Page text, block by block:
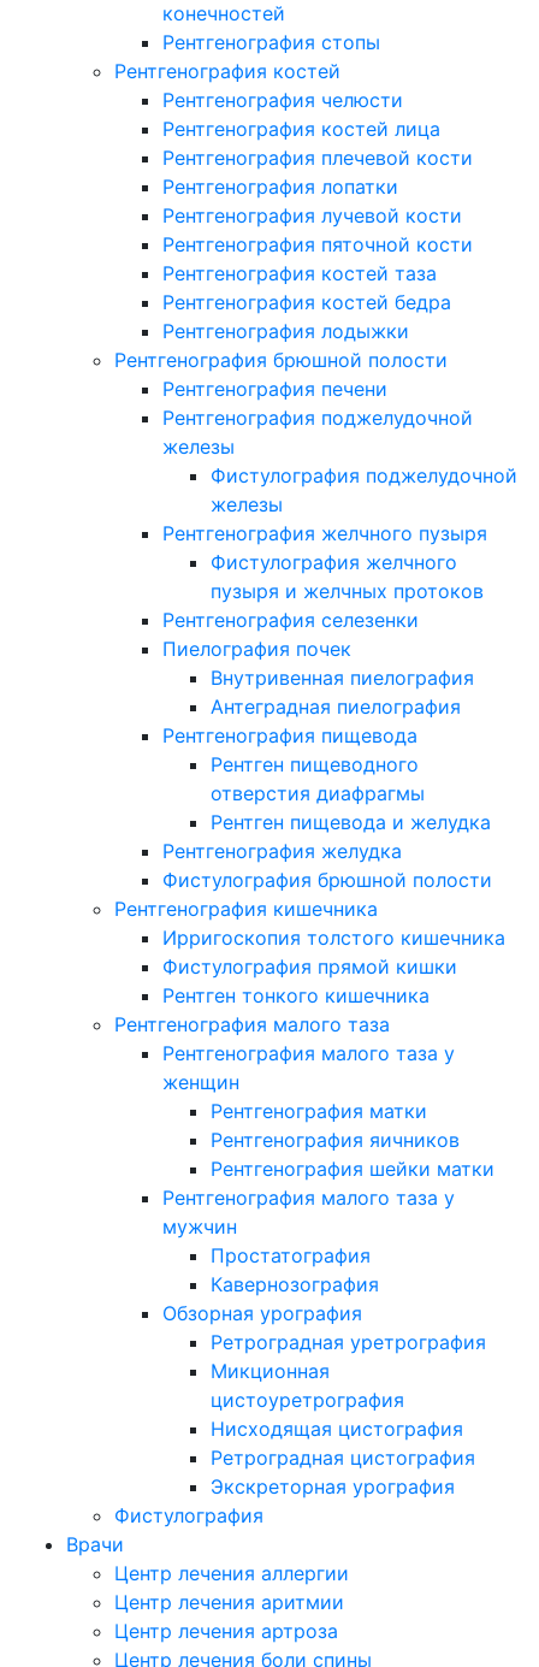
конечностей
Рентгенография стопы
Рентгенография костей
Рентгенография челюсти
Рентгенография костей лица
Рентгенография плечевой кости
Рентгенография лопатки
Рентгенография лучевой кости
Рентгенография пяточной кости
Рентгенография костей таза
Рентгенография костей бедра
Рентгенография лодыжки
Рентгенография брюшной полости
Рентгенография печени
Рентгенография поджелудочной
железы
Фистулография поджелудочной
железы
Рентгенография желчного пузыря
Фистулография желчного
пузыря и желчных протоков
Рентгенография селезенки
Пиелография почек
Внутривенная пиелография
Антеградная пиелография
Рентгенография пищевода
Рентген пищеводного
отверстия диафрагмы
Рентген пищевода и желудка
Рентгенография желудка
Фистулография брюшной полости
Рентгенография кишечника
Ирригоскопия толстого кишечника
Фистулография прямой кишки
Рентген тонкого кишечника
Рентгенография малого таза
Рентгенография малого таза у
женщин
Рентгенография матки
Рентгенография яичников
Рентгенография шейки матки
Рентгенография малого таза у
мужчин
Простатография
Кавернозография
Обзорная урография
Ретроградная уретрография
Микционная
цистоуретрография
Нисходящая цистография
Ретроградная цистография
Экскреторная урография
Фистулография
Врачи
Центр лечения аллергии
Центр лечения аритмии
Центр лечения артроза
Центр лечения боли спины